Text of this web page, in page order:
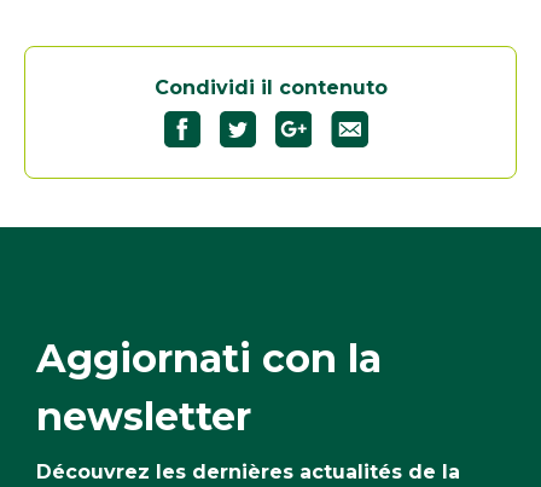
Condividi il contenuto
PartagezPartagezPartagez
Aggiornati con la
newsletter
Découvrez les dernières actualités de la